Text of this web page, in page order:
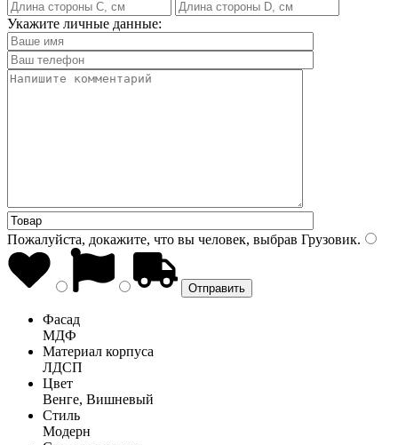
Укажите личные данные:
Пожалуйста, докажите, что вы человек, выбрав Грузовик.
Фасад
МДФ
Материал корпуса
ЛДСП
Цвет
Венге, Вишневый
Стиль
Модерн